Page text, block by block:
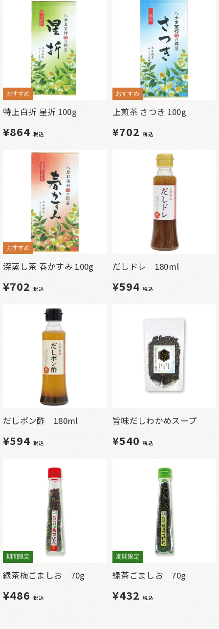
おすすめ
特上白折 星折 100g
¥864税込
おすすめ
上煎茶 さつき 100g
¥702税込
おすすめ
深蒸し茶 春かすみ 100g
¥702税込
だしドレ 180ml
¥594税込
だしポン酢 180ml
¥594税込
旨味だしわかめスープ
¥540税込
期間限定
緑茶梅ごましお 70g
¥486税込
期間限定
緑茶ごましお 70g
¥432税込